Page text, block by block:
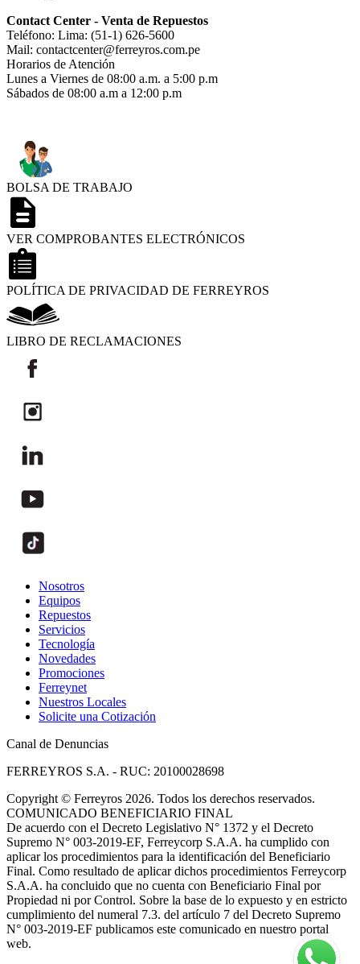
Contact Center - Venta de Repuestos
Teléfono: Lima: (51-1) 626-5600
Mail: contactcenter@ferreyros.com.pe
Horarios de Atención
Lunes a Viernes de 08:00 a.m. a 5:00 p.m
Sábados de 08:00 a.m a 12:00 p.m
BOLSA DE TRABAJO
VER COMPROBANTES ELECTRÓNICOS
POLÍTICA DE PRIVACIDAD DE FERREYROS
LIBRO DE RECLAMACIONES
Nosotros
Equipos
Repuestos
Servicios
Tecnología
Novedades
Promociones
Ferreynet
Nuestros Locales
Solicite una Cotización
Canal de Denuncias
FERREYROS S.A. - RUC: 20100028698
Copyright© Ferreyros 2026. Todos los derechos reservados.
COMUNICADO BENEFICIARIO FINAL
De acuerdo con el Decreto Legislativo N° 1372 y el Decreto
Supremo N° 003-2019-EF, Ferreycorp S.A.A. ha cumplido con
aplicar los procedimientos para la identificación del Beneficiario
Final. Como resultado de aplicar dichos procedimientos Ferreycorp
S.A.A. ha concluido que no cuenta con Beneficiario Final por
Propiedad ni por Control. Sobre la base de lo expuesto y en estricto
cumplimiento del numeral 7.3. del artículo 7 del Decreto Supremo
N° 003-2019-EF publicamos este comunicado en nuestro portal
web.